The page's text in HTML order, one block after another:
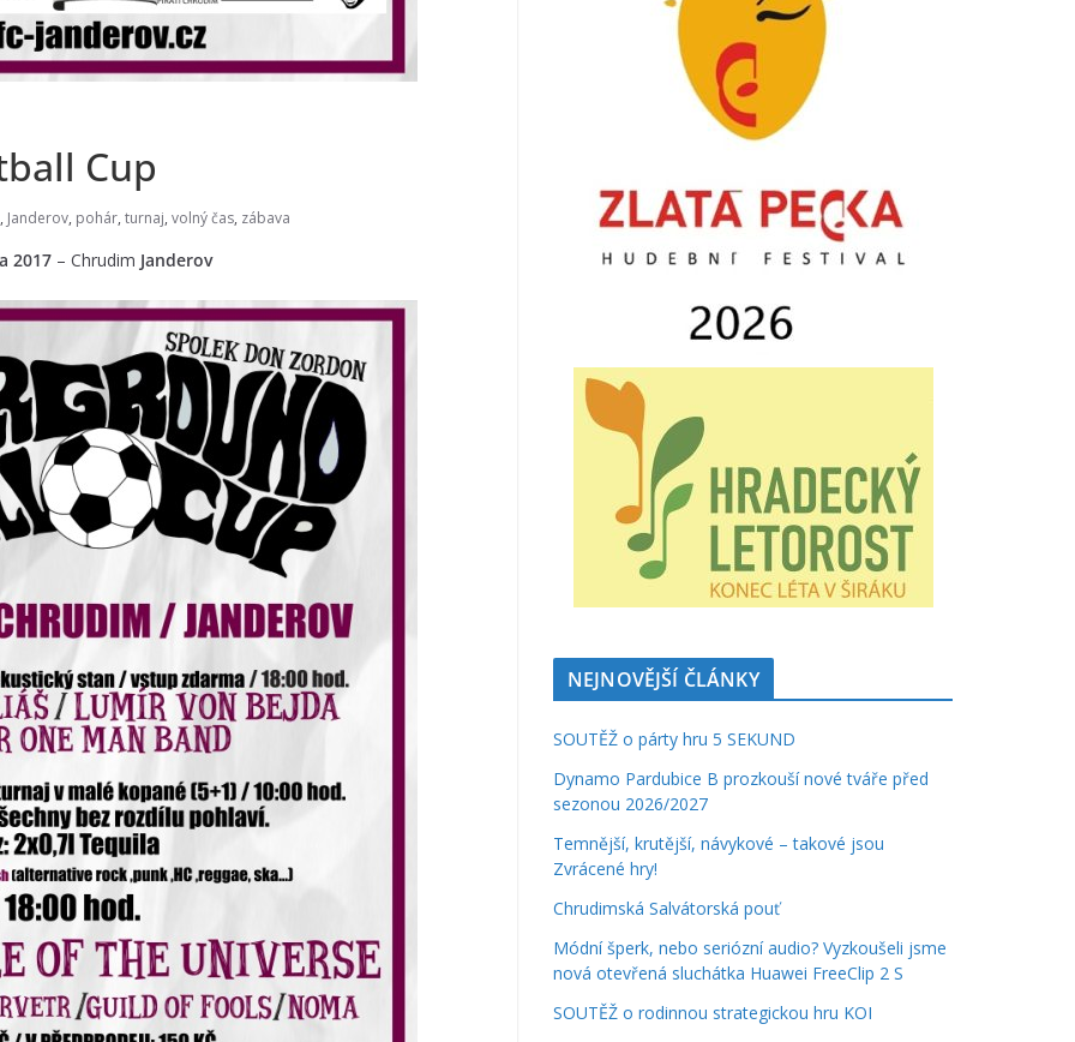
Cup
, Janderov, pohár, turnaj, volný čas, zábava
2017– Chrudim Janderov
NEJNOVĚJŠÍ ČLÁNKY
SOUTĚŽ o párty hru 5 SEKUND
Dynamo Pardubice B prozkouší nové tváře před
sezonou 2026/2027
Temnější, krutější, návykové – takové jsou
Zvrácené hry!
Chrudimská Salvátorská pouť
Módní šperk, nebo seriózní audio? Vyzkoušeli jsme
nová otevřená sluchátka Huawei FreeClip 2 S
SOUTĚŽ o rodinnou strategickou hru KOI